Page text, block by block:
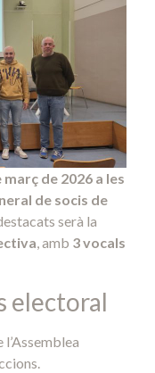
de 2026 a les
de socis de
serà la
, amb 3 vocals
electoral